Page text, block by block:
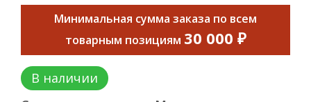
Минимальная сумма заказа по всем
товарным позициям 30 000 ₽
В наличии